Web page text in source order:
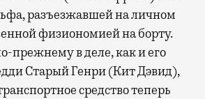
разъезжавшей на личном
физиономией на борту.
прежнему в деле, как и его
Старый Генри (Кит Дэвид),
средство теперь